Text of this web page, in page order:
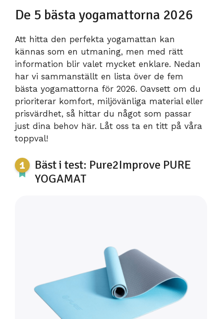
De 5 bästa yogamattorna 2026
Att hitta den perfekta yogamattan kan
kännas som en utmaning, men med rätt
information blir valet mycket enklare. Nedan
har vi sammanställt en lista över de fem
bästa yogamattorna för 2026. Oavsett om du
prioriterar komfort, miljövänliga material eller
prisvärdhet, så hittar du något som passar
just dina behov här. Låt oss ta en titt på våra
toppval!
Bäst i test: Pure2Improve PURE
YOGAMAT